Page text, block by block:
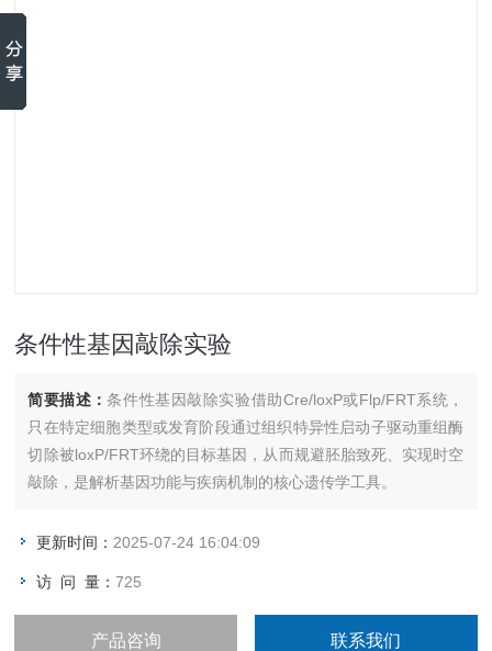
条件性基因敲除实验
简要描述：条件性基因敲除实验借助Cre/loxP或Flp/FRT系统，
只在特定细胞类型或发育阶段通过组织特异性启动子驱动重组酶
切除被loxP/FRT环绕的目标基因，从而规避胚胎致死、实现时空
敲除，是解析基因功能与疾病机制的核心遗传学工具。
更新时间： 2025-07-24 16:04:09
访 问 量：725
产品咨询 联系我们